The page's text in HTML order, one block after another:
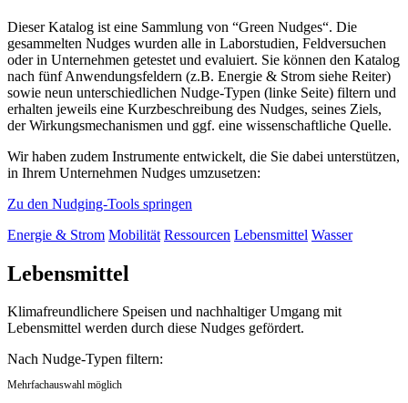
Dieser Katalog ist eine Sammlung von “Green Nudges“. Die
gesammelten Nudges wurden alle in Laborstudien, Feldversuchen
oder in Unternehmen getestet und evaluiert. Sie können den Katalog
nach fünf Anwendungsfeldern (z.B. Energie & Strom siehe Reiter)
sowie neun unterschiedlichen Nudge-Typen (linke Seite) filtern und
erhalten jeweils eine Kurzbeschreibung des Nudges, seines Ziels,
der Wirkungsmechanismen und ggf. eine wissenschaftliche Quelle.
Wir haben zudem Instrumente entwickelt, die Sie dabei unterstützen,
in Ihrem Unternehmen Nudges umzusetzen:
Zu den Nudging-Tools springen
Energie & Strom Mobilität Ressourcen Lebensmittel Wasser
Lebensmittel
Klimafreundlichere Speisen und nachhaltiger Umgang mit
Lebensmittel werden durch diese Nudges gefördert.
Nach Nudge-Typen filtern:
Mehrfachauswahl möglich